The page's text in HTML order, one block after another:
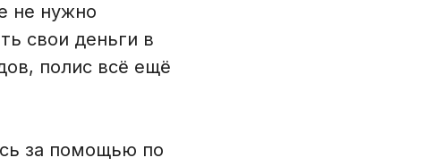
не нужно
свои деньги в
полис всё ещё
за помощью по